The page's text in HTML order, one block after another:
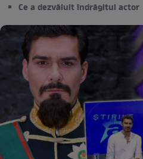
Ce a dezvăluit îndrăgitul actor